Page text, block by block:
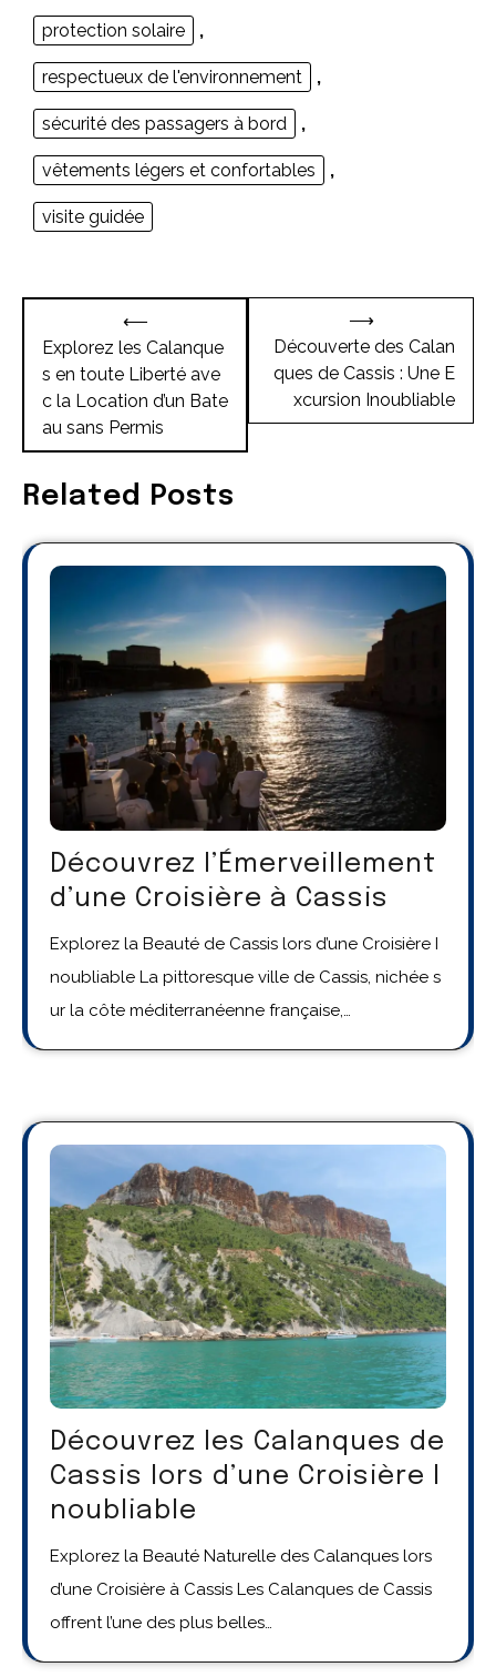
protection solaire ,
respectueux de l'environnement ,
sécurité des passagers à bord ,
vêtements légers et confortables ,
visite guidée
Navigation
de
l’article
⟵
Explorez les Calanque
s en toute Liberté ave
c la Location d’un Bate
au sans Permis
Découverte des Calan
ques de Cassis : Une E
xcursion Inoubliable
⟶
Related Posts
Découvrez l’Émerveillement
d’une Croisière à Cassis
Explorez la Beauté de Cassis lors d’une Croisière I
noubliable La pittoresque ville de Cassis, nichée s
ur la côte méditerranéenne française,…
Découvrez les Calanques de
Cassis lors d’une Croisière I
noubliable
Explorez la Beauté Naturelle des Calanques lors
d’une Croisière à Cassis Les Calanques de Cassis
offrent l’une des plus belles…